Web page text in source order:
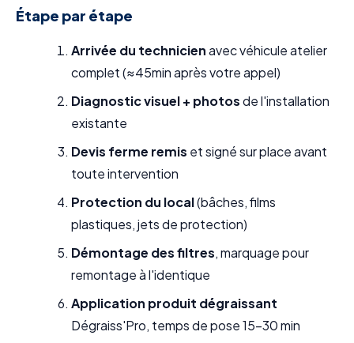
Étape par étape
Arrivée du technicienavec véhicule atelier
complet (≈45min après votre appel)
Diagnostic visuel + photosde l'installation
existante
Devis ferme remis et signé sur place avant
toute intervention
Protection du local(bâches, films
plastiques, jets de protection)
Démontage des filtres, marquage pour
remontage à l'identique
Application produit dégraissant
Dégraiss'Pro, temps de pose 15-30 min